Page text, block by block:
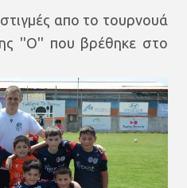
απο το τουρνουά
''Ο'' που βρέθηκε στο